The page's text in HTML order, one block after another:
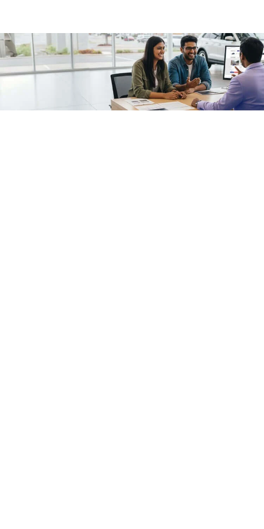
/fragments/plp-details